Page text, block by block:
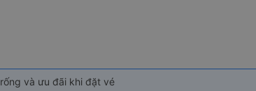
và ưu đãi khi đặt vé